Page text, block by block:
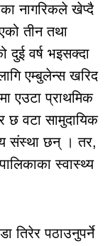
नागरिकले खेप्दै
तीन तथा
दुई वर्ष भइसक्दा
एम्बुलेन्स खरिद
एउटा प्राथमिक
छ वटा सामुदायिक
संस्था छन् । तर,
स्वास्थ्य
तिरेर पठाउनुपर्ने